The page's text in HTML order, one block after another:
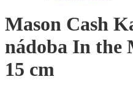
Mason Cash
nádoba In the
15 cm